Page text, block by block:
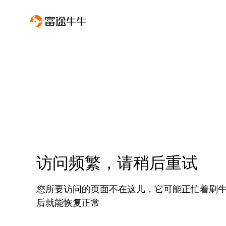
访问频繁，请稍后重试
您所要访问的页面不在这儿，它可能正忙着刷
后就能恢复正常